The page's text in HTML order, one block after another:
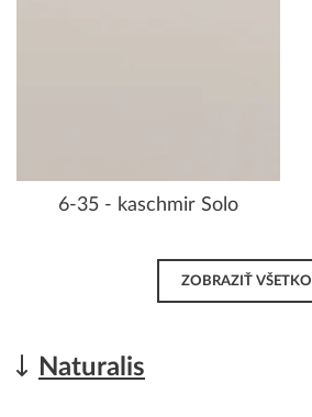
6-35 - kaschmir Solo
ZOBRAZIŤ VŠETKO
Naturalis